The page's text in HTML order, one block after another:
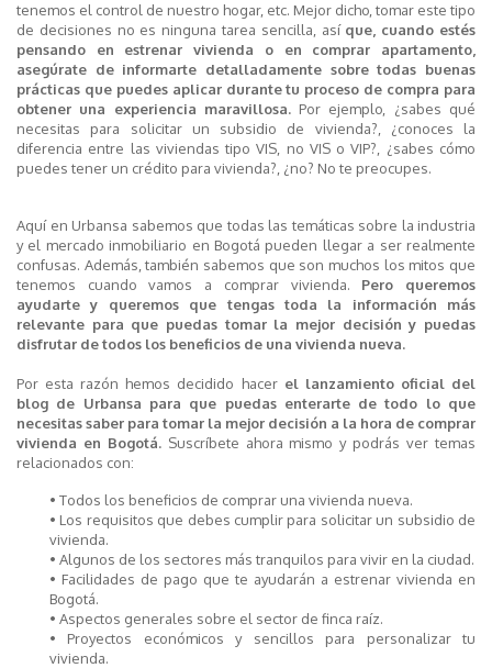
tenemos el control de nuestro hogar, etc. Mejor dicho, tomar este tipo
de decisiones no es ninguna tarea sencilla, así que, cuando estés
pensando en estrenar vivienda o en comprar apartamento,
asegúrate de informarte detalladamente sobre todas buenas
prácticas que puedes aplicar durante tu proceso de compra para
obtener una experiencia maravillosa.Por ejemplo, ¿sabes qué
necesitas para solicitar un subsidio de vivienda?, ¿conoces la
diferencia entre las viviendas tipo VIS, no VIS o VIP?, ¿sabes cómo
puedes tener un crédito para vivienda?, ¿no? No te preocupes.
Aquí en Urbansa sabemos que todas las temáticas sobre la industria
y el mercado inmobiliario en Bogotá pueden llegar a ser realmente
confusas. Además, también sabemos que son muchos los mitos que
tenemos cuando vamos a comprar vivienda. Pero queremos
ayudarte y queremos que tengas toda la información más
relevante para que puedas tomar la mejor decisión y puedas
disfrutar de todos los beneficios de una vivienda nueva.
Por esta razón hemos decidido hacer el lanzamiento oficial del
blog de Urbansa para que puedas enterarte de todo lo que
necesitas saber para tomar la mejor decisión a la hora de comprar
vivienda en Bogotá.Suscríbete ahora mismo y podrás ver temas
relacionados con:
• Todos los beneficios de comprar una vivienda nueva.
• Los requisitos que debes cumplir para solicitar un subsidio de
vivienda.
• Algunos de los sectores más tranquilos para vivir en la ciudad.
• Facilidades de pago que te ayudarán a estrenar vivienda en
Bogotá.
• Aspectos generales sobre el sector de finca raíz.
• Proyectos económicos y sencillos para personalizar tu
vivienda.